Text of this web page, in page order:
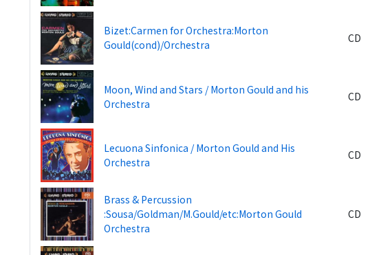
Bizet:Carmen for Orchestra:Morton
Gould(cond)/Orchestra
CD
Moon, Wind and Stars / Morton Gould and his
Orchestra
CD
Lecuona Sinfonica / Morton Gould and His
Orchestra
CD
Brass & Percussion
:Sousa/Goldman/M.Gould/etc:Morton Gould
Orchestra
CD